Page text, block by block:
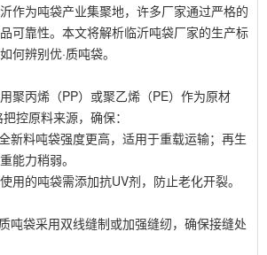
作为吨袋产业集聚地，许多厂家通过严格的
可靠性。本文将解析临沂吨袋厂家的生产标
何辨别优·质吨袋。
聚丙烯（PP）或聚乙烯（PE）作为原材
控原料来源，确保：
新料吨袋强度更高，适用于重载运输；再生
能力稍弱。
用的吨袋需添加抗UV剂，防止老化开裂。
质吨袋采用双线缝制或加强缝纫，确保接缝处